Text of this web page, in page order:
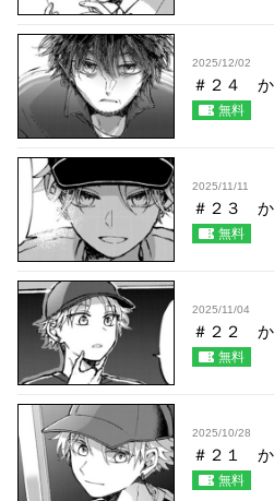
2025/12/02
＃２４ か
無料
2025/11/11
＃２３ か
無料
2025/11/04
＃２２ か
無料
2025/10/28
＃２１ か
無料